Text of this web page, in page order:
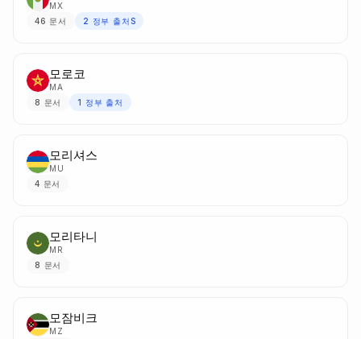
MX
46 문서 2 정부 출처S
모로코
MA
8 문서 1 정부 출처
모리셔스
MU
4 문서
모리타니
MR
8 문서
모잠비크
MZ